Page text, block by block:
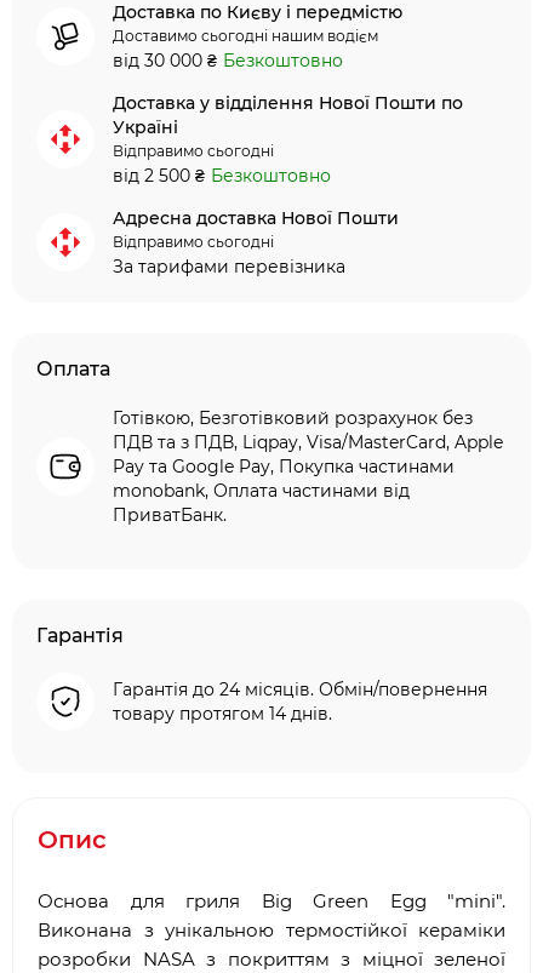
Доставка по Києву і передмістю
Доставимо сьогодні нашим водієм
від 30 000 ₴ Безкоштовно
Доставка у відділення Нової Пошти по
Україні
Відправимо сьогодні
від 2 500 ₴ Безкоштовно
Адресна доставка Нової Пошти
Відправимо сьогодні
За тарифами перевізника
Оплата
Готівкою, Безготівковий розрахунок без
ПДВ та з ПДВ, Liqpay, Visa/MasterCard, Apple
Pay та Google Pay, Покупка частинами
monobank, Оплата частинами від
ПриватБанк.
Гарантія
Гарантія до 24 місяців. Обмін/повернення
товару протягом 14 днів.
Опис
Основа для гриля Big Green Egg "mini".
Виконана з унікальною термостійкої кераміки
розробки NASA з покриттям з міцної зеленої